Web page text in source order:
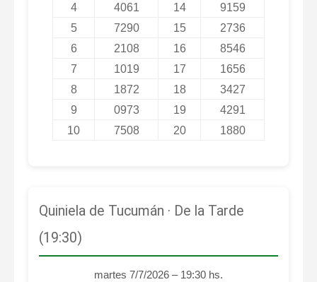
4
4061 14
9159
5
7290 15
2736
6
2108 16
8546
7
1019 17
1656
8
1872 18
3427
9
0973 19
4291
10
7508 20 1880
Quiniela de Tucumán · De la Tarde
(19:30)
martes 7/7/2026 – 19:30 hs.